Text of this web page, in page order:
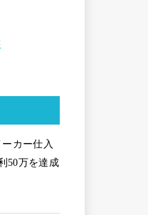
ーカー仕入
50万を達成